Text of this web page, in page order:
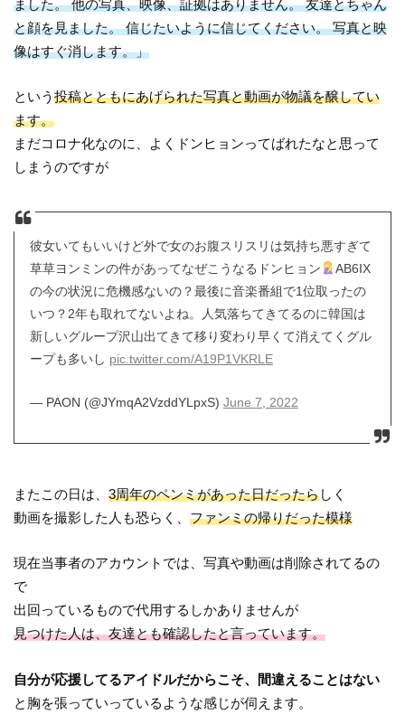
ました。 他の写真、映像、証拠はありません。 友達とちゃん
と顔を見ました。 信じたいように信じてください。 写真と映
像はすぐ消します。」
という投稿とともにあげられた写真と動画が物議を醸してい
ます。
まだコロナ化なのに、よくドンヒョンってばれたなと思って
しまうのですが
彼女いてもいいけど外で女のお腹スリスリは気持ち悪すぎて
草草ヨンミンの件があってなぜこうなるドンヒョン
AB6IX
の今の状況に危機感ないの？最後に音楽番組で1位取ったの
いつ？2年も取れてないよね。人気落ちてきてるのに韓国は
新しいグループ沢山出てきて移り変わり早くて消えてくグル
ープも多いし pic.twitter.com/A19P1VKRLE
— PAON (@JYmqA2VzddYLpxS) June 7, 2022
またこの日は、3周年のペンミがあった日だったらしく
動画を撮影した人も恐らく、ファンミの帰りだった模様
現在当事者のアカウントでは、写真や動画は削除されてるの
で
出回っているもので代用するしかありませんが
見つけた人は、友達とも確認したと言っています。
自分が応援してるアイドルだからこそ、間違えることはない
と胸を張っていっているような感じが伺えます。